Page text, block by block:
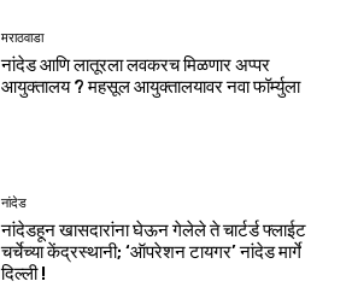
मराठवाडा
नांदेड आणि लातूरला लवकरच मिळणार अप्पर
आयुक्तालय ? महसूल आयुक्तालयावर नवा फॉर्म्युला
नांदेड
नांदेडहून खासदारांना घेऊन गेलेले ते चार्टर्ड फ्लाईट
चर्चेच्या केंद्रस्थानी; ‘ऑपरेशन टायगर’ नांदेड मार्गे
दिल्ली !